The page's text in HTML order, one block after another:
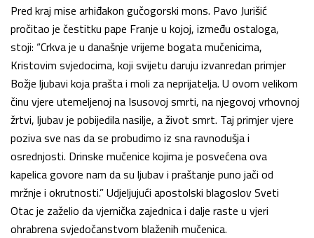
Pred kraj mise arhiđakon gučogorski mons. Pavo Jurišić
pročitao je čestitku pape Franje u kojoj, između ostaloga,
stoji: “Crkva je u današnje vrijeme bogata mučenicima,
Kristovim svjedocima, koji svijetu daruju izvanredan primjer
Božje ljubavi koja prašta i moli za neprijatelja. U ovom velikom
činu vjere utemeljenoj na Isusovoj smrti, na njegovoj vrhovnoj
žrtvi, ljubav je pobijedila nasilje, a život smrt. Taj primjer vjere
poziva sve nas da se probudimo iz sna ravnodušja i
osrednjosti. Drinske mučenice kojima je posvećena ova
kapelica govore nam da su ljubav i praštanje puno jači od
mržnje i okrutnosti.” Udjeljujući apostolski blagoslov Sveti
Otac je zaželio da vjernička zajednica i dalje raste u vjeri
ohrabrena svjedočanstvom blaženih mučenica.